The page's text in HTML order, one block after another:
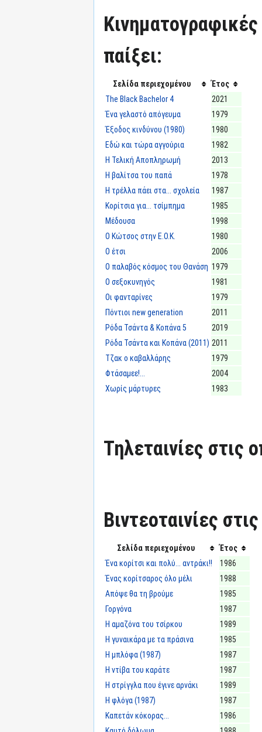
Κινηματογραφικές
παίξει:
Σελίδα περιεχομένου
Έτος
The Black Bachelor 4
2021
Ένα γελαστό απόγευμα
1979
Έξοδος κινδύνου (1980)
1980
Εδώ και τώρα αγγούρια
1982
Η Τελική Αποπληρωμή
2013
Η βαλίτσα του παπά
1978
Η τρέλλα πάει στα... σχολεία
1987
Κορίτσια για... τσίμπημα
1985
Μέδουσα
1998
Ο Κώτσος στην Ε.Ο.Κ.
1980
Ο έτσι
2006
Ο παλαβός κόσμος του Θανάση 1979
Ο σεξοκυνηγός
1981
Οι φανταρίνες
1979
Πόντιοι new generation
2011
Ρόδα Τσάντα & Κοπάνα 5
2019
Ρόδα Τσάντα και Κοπάνα (2011) 2011
Τζακ ο καβαλλάρης
1979
Φτάσαμεε!...
2004
Χωρίς μάρτυρες
1983
Τηλεταινίες στις
Βιντεοταινίες
Σελίδα περιεχομένου
Έτος
Ένα κορίτσι και πολύ... αντράκι!!
1986
Ένας κορίτσαρος όλο μέλι
1988
Απόψε θα τη βρούμε
1985
Γοργόνα
1987
Η αμαζόνα του τσίρκου
1989
Η γυναικάρα με τα πράσινα
1985
Η μπλόφα (1987)
1987
Η ντίβα του καράτε
1987
Η στρίγγλα που έγινε αρνάκι
1989
Η φλόγα (1987)
1987
Καπετάν κόκορας...
1986